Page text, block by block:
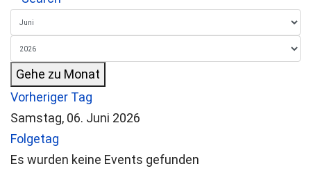
Gehe zu Monat
Vorheriger Tag
Samstag, 06. Juni 2026
Folgetag
Es wurden keine Events gefunden